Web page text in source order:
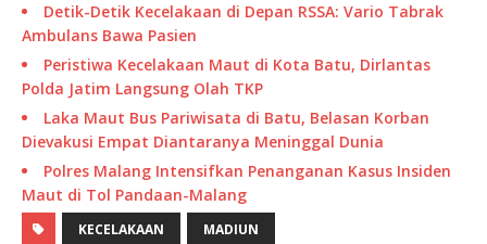
Detik-Detik Kecelakaan di Depan RSSA: Vario Tabrak
Ambulans Bawa Pasien
Peristiwa Kecelakaan Maut di Kota Batu, Dirlantas
Polda Jatim Langsung Olah TKP
Laka Maut Bus Pariwisata di Batu, Belasan Korban
Dievakusi Empat Diantaranya Meninggal Dunia
Polres Malang Intensifkan Penanganan Kasus Insiden
Maut di Tol Pandaan-Malang
KECELAKAAN MADIUN